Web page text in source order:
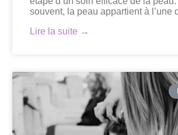
souvent, la peau appartient à l’une
Lire la suite →